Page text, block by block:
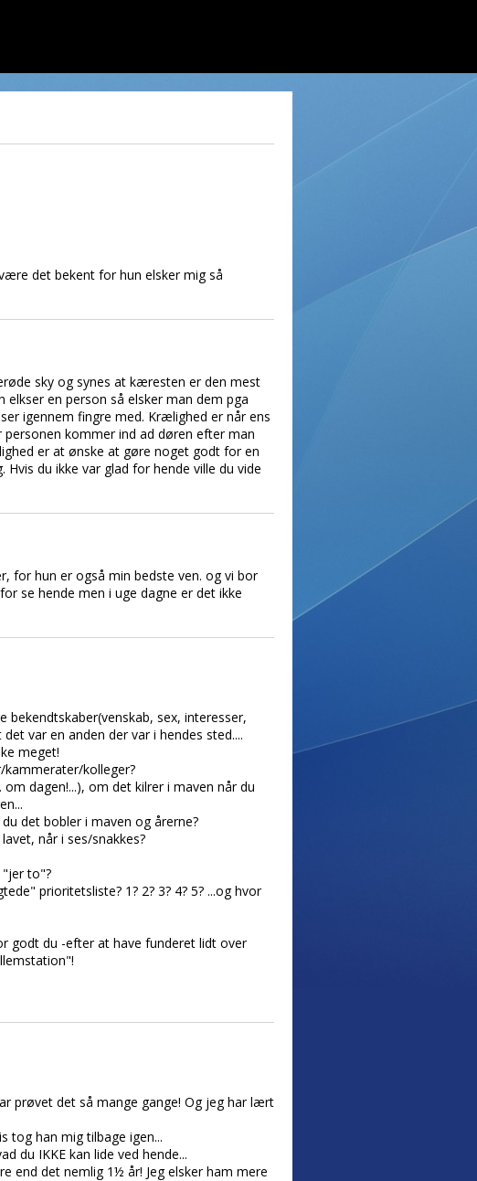
det bekent for hun elsker mig så
sky og synes at kæresten er den mest
en person så elsker man dem pga
igennem fingre med. Krælighed er når ens
kommer ind ad døren efter man
er at ønske at gøre noget godt for en
du ikke var glad for hende ville du vide
for hun er også min bedste ven. og vi bor
se hende men i uge dagne er det ikke
sex, interesser,
var en anden der var i hendes sted....
meget!
kolleger?
dagen!...), om det kilrer i maven når du
det bobler i maven og årerne?
når i ses/snakkes?
"jer to"?
prioritetsliste? 1? 2? 3? 4? 5? ...og hvor
godt du -efter at have funderet lidt over
prøvet det så mange gange! Og jeg har lært
tog han mig tilbage igen...
du IKKE kan lide ved hende...
end det nemlig 1½ år! Jeg elsker ham mere